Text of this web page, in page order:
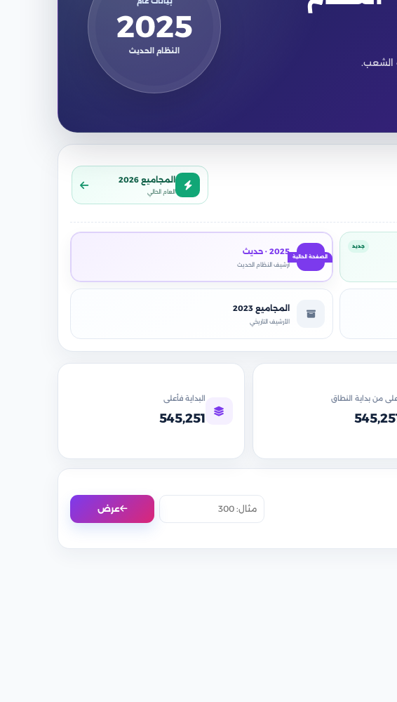
2025
النظام الحديث
المجاميع 2026
العام الحالي
جديد 2025 · حديث
أرشيف النظام الحديث
المجاميع 2023
الأرشيف التاريخي
من بداية النطاق البداية فأعلى
545,251
عرض